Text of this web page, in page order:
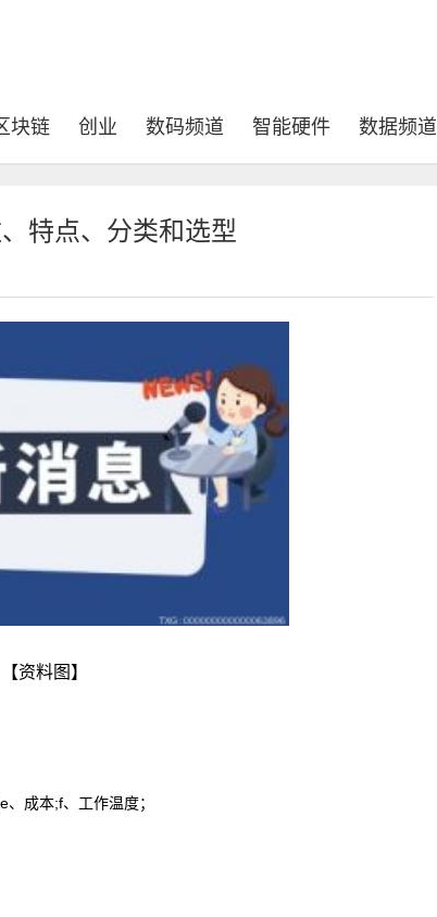
块链 创业 数码频道 智能硬件 数据频道
特点、分类和选型
【资料图】
成本;f、工作温度；